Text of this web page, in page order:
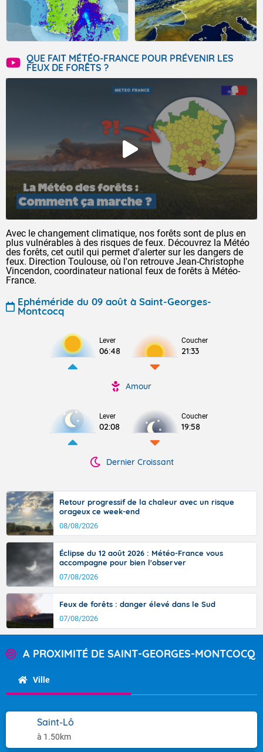
QUE FAIT MÉTÉO-FRANCE POUR PRÉVENIR LES
FEUX DE FORÊTS ?
Avec le changement climatique, nos forêts sont de plus en
plus vulnérables à des risques de feux. Découvrez la Météo
des forêts, cet outil qui permet d'alerter sur les dangers de
feux. Direction Toulouse, où l'on retrouve Jean-Christophe
Vincendon, coordinateur national feux de forêts à Météo-
France.
Ephéméride du 09 août à Saint-Georges-
Montcocq
Lever
06:48
Coucher
21:33
Amour
Lever
02:08
Coucher
19:58
Dernier Croissant
Retour progressif de la chaleur avec un risque
orageux ce week-end
08/08/2026
Éclipse du 12 août 2026 : Météo-France vous
accompagne pour bien l'observer
07/08/2026
Feux de forêts : danger élevé dans le Sud
07/08/2026
A PROXIMITÉ DE SAINT-GEORGES-MONTCOCQ
Ville
Saint-Lô
à 1.50km